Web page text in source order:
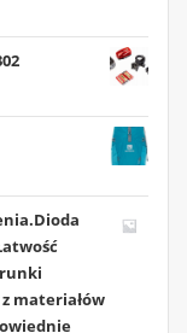
materiałów